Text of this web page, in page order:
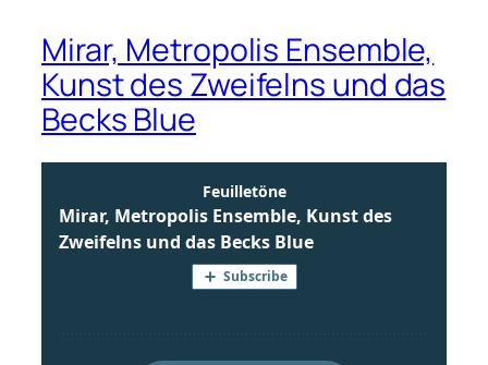
Mirar, Metropolis Ensemble,
Kunst des Zweifelns und das
Becks Blue